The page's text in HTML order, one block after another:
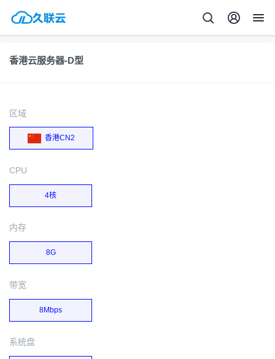
香港云服务器-D型
区域
香港CN2
CPU
4核
内存
8G
带宽
8Mbps
系统盘